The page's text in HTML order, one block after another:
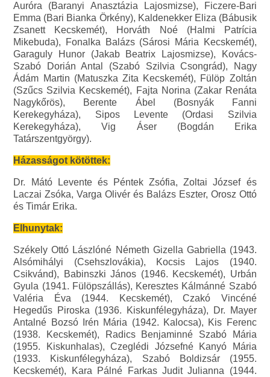
Auróra (Baranyi Anasztázia Lajosmizse), Ficzere-Bari
Emma (Bari Bianka Örkény), Kaldenekker Eliza (Bábusik
Zsanett Kecskemét), Horváth Noé (Halmi Patrícia
Mikebuda), Fonalka Balázs (Sárosi Mária Kecskemét),
Garaguly Hunor (Jakab Beatrix Lajosmizse), Kovács-
Szabó Dorián Antal (Szabó Szilvia Csongrád), Nagy
Ádám Martin (Matuszka Zita Kecskemét), Fülöp Zoltán
(Szűcs Szilvia Kecskemét), Fajta Norina (Zakar Renáta
Nagykőrös), Berente Ábel (Bosnyák Fanni
Kerekegyháza), Sipos Levente (Ordasi Szilvia
Kerekegyháza), Vig Áser (Bogdán Erika
Tatárszentgyörgy).
Házasságot kötöttek:
Dr. Mátó Levente és Péntek Zsófia, Zoltai József és
Laczai Zsóka, Varga Olivér és Balázs Eszter, Orosz Ottó
és Timár Erika.
Elhunytak:
Székely Ottó Lászlóné Németh Gizella Gabriella (1943.
Alsómihályi (Csehszlovákia), Kocsis Lajos (1940.
Csikvánd), Babinszki János (1946. Kecskemét), Urbán
Gyula (1941. Fülöpszállás), Keresztes Kálmánné Szabó
Valéria Éva (1944. Kecskemét), Czakó Vincéné
Hegedűs Piroska (1936. Kiskunfélegyháza), Dr. Mayer
Antalné Bozsó Irén Mária (1942. Kalocsa), Kis Ferenc
(1938. Kecskemét), Radics Benjaminné Szabó Mária
(1955. Kiskunhalas), Czeglédi Józsefné Kanyó Mária
(1933. Kiskunfélegyháza), Szabó Boldizsár (1955.
Kecskemét), Kara Pálné Farkas Judit Julianna (1944.